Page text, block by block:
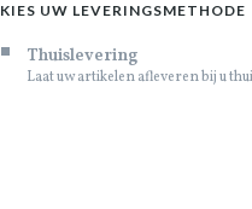
KIES UW LEVERINGSMETHODE
Thuislevering
Laat uw artikelen afleveren bij u